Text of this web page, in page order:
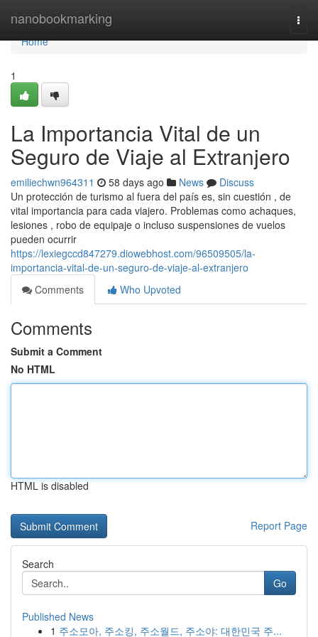
nanobookmarking
Home
Home
1
La Importancia Vital de un
Seguro de Viaje al Extranjero
emiliechwn964311 58 days ago News
Discuss
Un protección de turismo al fuera del país es, sin cuestión , de
vital importancia para cada viajero. Problemas como achaques,
lesiones , robo de equipaje o incluso suspensiones de vuelos
pueden ocurrir
https://lexiegccd847279.diowebhost.com/96509505/la-
importancia-vital-de-un-seguro-de-viaje-al-extranjero
Comments
Who Upvoted
Comments
Submit a Comment
No HTML
HTML is disabled
Report Page
Search
Go
Published News
1 주소모아, 주소킹, 주소월드, 주소야: 대한민국 주...